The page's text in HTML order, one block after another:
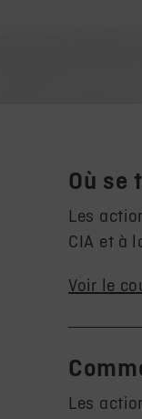
Où se
Les
CIA et à
Voir le
Les